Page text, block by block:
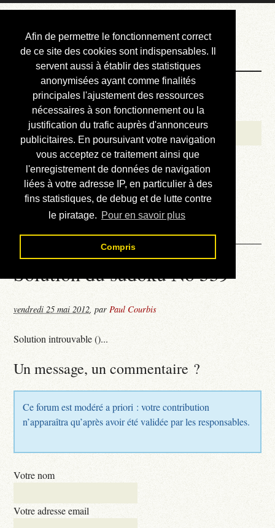
Afin de permettre le fonctionnement correct
de ce site des cookies sont indispensables. Il
servent aussi à établir des statistiques
anonymisées ayant comme finalités
principales l'ajustement des ressources
nécessaires à son fonctionnement ou la
justification du trafic auprès d'annonceurs
publicitaires. En poursuivant votre navigation
vous acceptez ce traitement ainsi que
l'enregistrement de données de navigation
liées à votre adresse IP, en particulier à des
fins statistiques, de debug et de lutte contre
le piratage. Pour en savoir plus
Compris
Courbis, « LE »
Blog Officiel
Bienvenue
Réalisations
Divers (et d’été)
Annonces
Liens externes
Téléchargement
Contact
Solution du sudoku No 539
vendredi 25 mai 2012,parPaul Courbis
Solution introuvable ()...
Un message, un commentaire ?
Ce forum est modéré a priori : votre contribution
n’apparaîtra qu’après avoir été validée par les responsables.
Votre nom
Votre adresse email